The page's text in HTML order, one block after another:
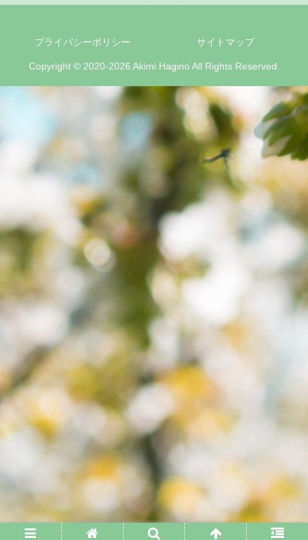
プライバシーポリシー サイトマップ
Copyright © 2020-2026 Akimi Hagino All Rights Reserved.